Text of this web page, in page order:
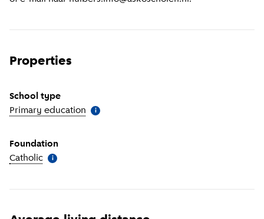
Properties
School type
Primary education More information
i
Foundation
Catholic More information
i